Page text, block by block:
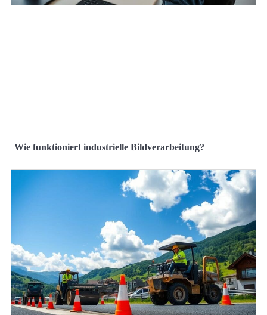
Wie funktioniert industrielle Bildverarbeitung?